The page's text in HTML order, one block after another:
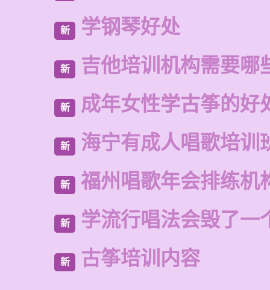
新 学钢琴好处
新 吉他培训机构需要哪
新 成年女性学古筝的好
新 海宁有成人唱歌培训
新 福州唱歌年会排练机
新 学流行唱法会毁了一
新 古筝培训内容